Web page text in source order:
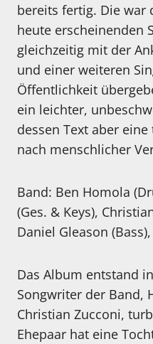
bereits fertig. Die war
heute erscheinenden
gleichzeitig mit der
und einer weiteren
Öffentlichkeit
ein leichter,
dessen Text aber
nach menschlicher
Band: Ben Homola
(Ges. & Keys),
Daniel Gleason
Das Album entstand
Songwriter der Band,
Christian Zucconi,
Ehepaar hat eine